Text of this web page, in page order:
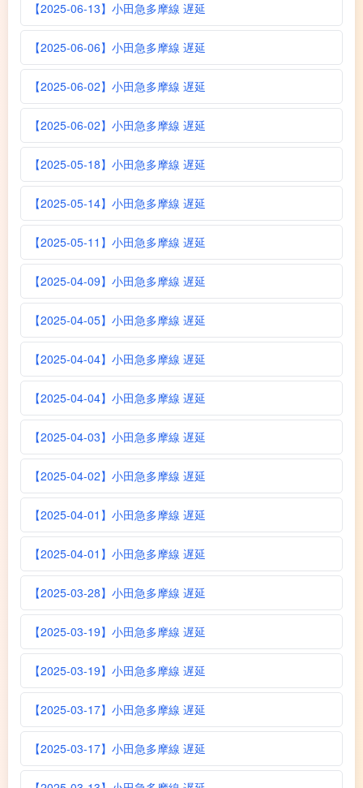
【2025-06-13】小田急多摩線 遅延
【2025-06-06】小田急多摩線 遅延
【2025-06-02】小田急多摩線 遅延
【2025-06-02】小田急多摩線 遅延
【2025-05-18】小田急多摩線 遅延
【2025-05-14】小田急多摩線 遅延
【2025-05-11】小田急多摩線 遅延
【2025-04-09】小田急多摩線 遅延
【2025-04-05】小田急多摩線 遅延
【2025-04-04】小田急多摩線 遅延
【2025-04-04】小田急多摩線 遅延
【2025-04-03】小田急多摩線 遅延
【2025-04-02】小田急多摩線 遅延
【2025-04-01】小田急多摩線 遅延
【2025-04-01】小田急多摩線 遅延
【2025-03-28】小田急多摩線 遅延
【2025-03-19】小田急多摩線 遅延
【2025-03-19】小田急多摩線 遅延
【2025-03-17】小田急多摩線 遅延
【2025-03-17】小田急多摩線 遅延